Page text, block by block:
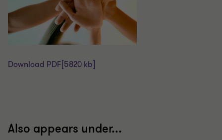
Download PDF [5820 kb]
Also appears under...